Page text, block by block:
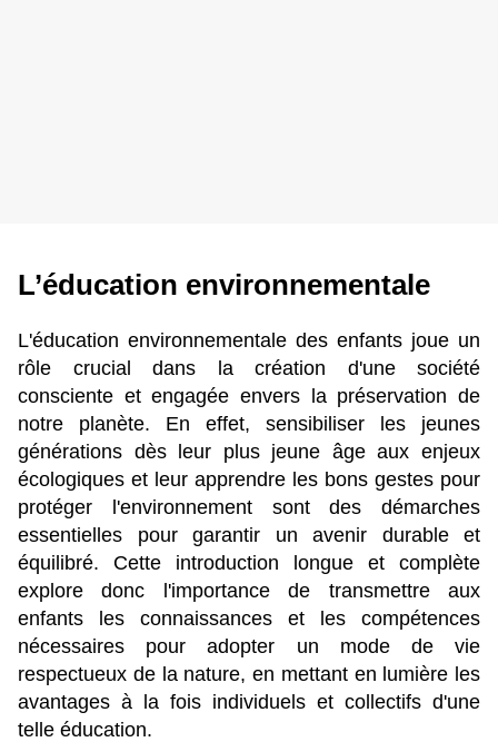
L’éducation environnementale
L'éducation environnementale des enfants joue un
rôle crucial dans la création d'une société
consciente et engagée envers la préservation de
notre planète. En effet, sensibiliser les jeunes
générations dès leur plus jeune âge aux enjeux
écologiques et leur apprendre les bons gestes pour
protéger l'environnement sont des démarches
essentielles pour garantir un avenir durable et
équilibré. Cette introduction longue et complète
explore donc l'importance de transmettre aux
enfants les connaissances et les compétences
nécessaires pour adopter un mode de vie
respectueux de la nature, en mettant en lumière les
avantages à la fois individuels et collectifs d'une
telle éducation.